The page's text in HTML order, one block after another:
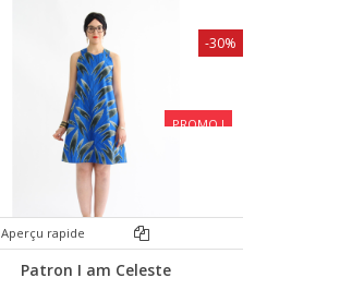
PROMO !
Aperçu rapide
Patron I am Celeste
-30%